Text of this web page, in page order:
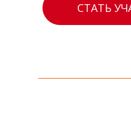
СТАТЬ